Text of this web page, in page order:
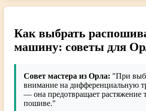
Как выбрать
машину: советы для
Совет мастера из Орла: "При
внимание на дифференциальную
— она предотвращает растяжение
пошиве."